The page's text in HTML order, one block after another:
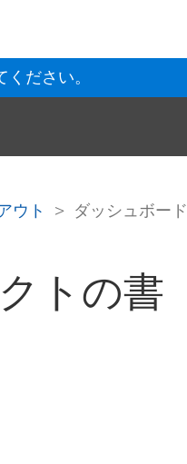
ください。
ウト ダッシュボー
トの書